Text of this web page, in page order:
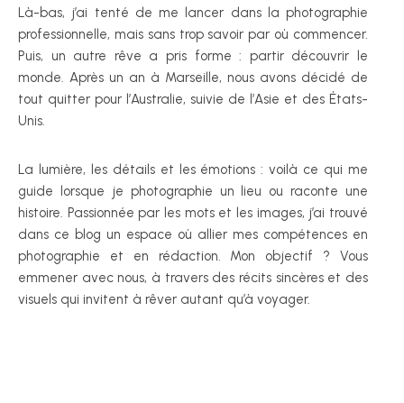
Là-bas, j’ai tenté de me lancer dans la photographie
professionnelle, mais sans trop savoir par où commencer.
Puis, un autre rêve a pris forme : partir découvrir le
monde. Après un an à Marseille, nous avons décidé de
tout quitter pour l’Australie, suivie de l’Asie et des États-
Unis.
La lumière, les détails et les émotions : voilà ce qui me
guide lorsque je photographie un lieu ou raconte une
histoire. Passionnée par les mots et les images, j’ai trouvé
dans ce blog un espace où allier mes compétences en
photographie et en rédaction. Mon objectif ? Vous
emmener avec nous, à travers des récits sincères et des
visuels qui invitent à rêver autant qu’à voyager.